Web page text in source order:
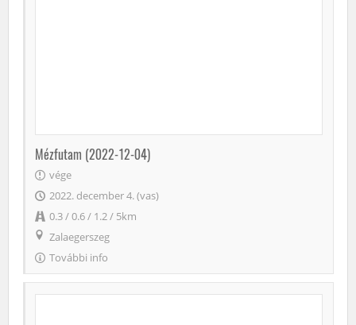
Mézfutam (2022-12-04)
vége
2022. december 4. (vas)
0.3 / 0.6 / 1.2 / 5km
Zalaegerszeg
További info